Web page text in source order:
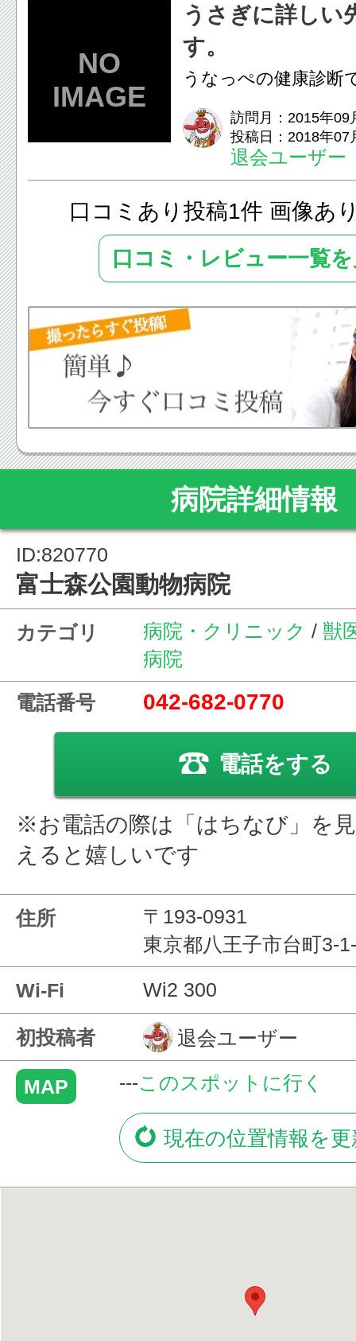
うさぎに詳しい
す。
うなっぺの健康診断
た。 うさぎの扱いもとても慣れてい
て安心出来ました。
訪問月：2015年09
投稿日：2018年07
退会ユーザー
口コミあり投稿1件 画像あ
口コミ・レビュー一覧
病院詳細情報
ID:820770
富士森公園動物病院
カテゴリ 病院・クリニック / 獣
病院
電話番号
042-682-0770
電話をする
※お電話の際は「はちなび」を
えると嬉しいです
住所
〒193-0931
東京都八王子市台町3-
Wi-Fi Wi2 300
初投稿者 退会ユーザー
MAP ---このスポットに行く
現在の位置情報を